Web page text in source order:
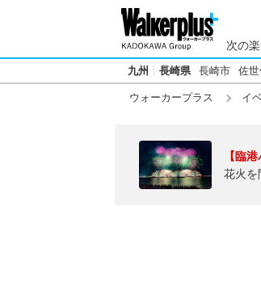
次の
九州 長崎県 長崎市 佐
ウォーカープラス イ
【臨
花火を